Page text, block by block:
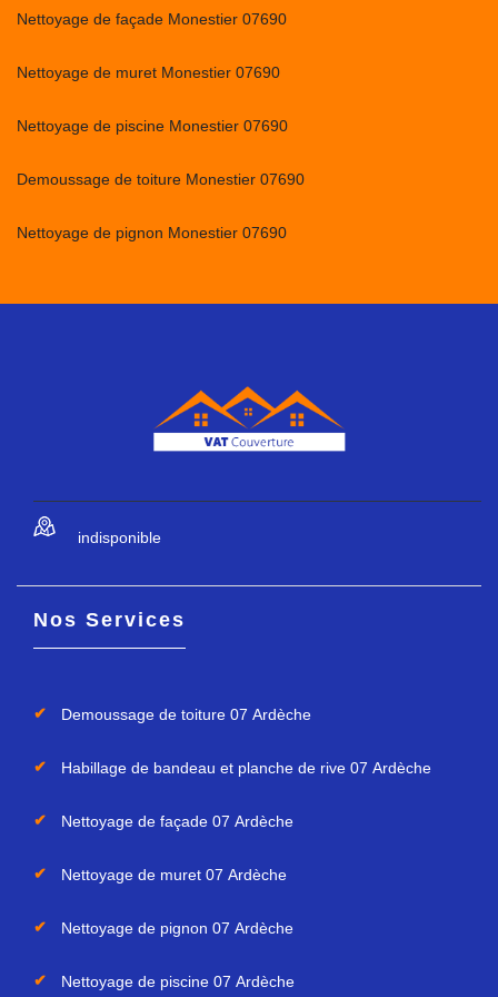
Nettoyage de façade Monestier 07690
Nettoyage de muret Monestier 07690
Nettoyage de piscine Monestier 07690
Demoussage de toiture Monestier 07690
Nettoyage de pignon Monestier 07690
indisponible
Nos Services
Demoussage de toiture 07 Ardèche
Habillage de bandeau et planche de rive 07 Ardèche
Nettoyage de façade 07 Ardèche
Nettoyage de muret 07 Ardèche
Nettoyage de pignon 07 Ardèche
Nettoyage de piscine 07 Ardèche